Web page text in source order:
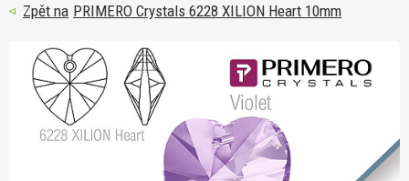
PRIMERO Crystals 6228 XILION Heart 10mm